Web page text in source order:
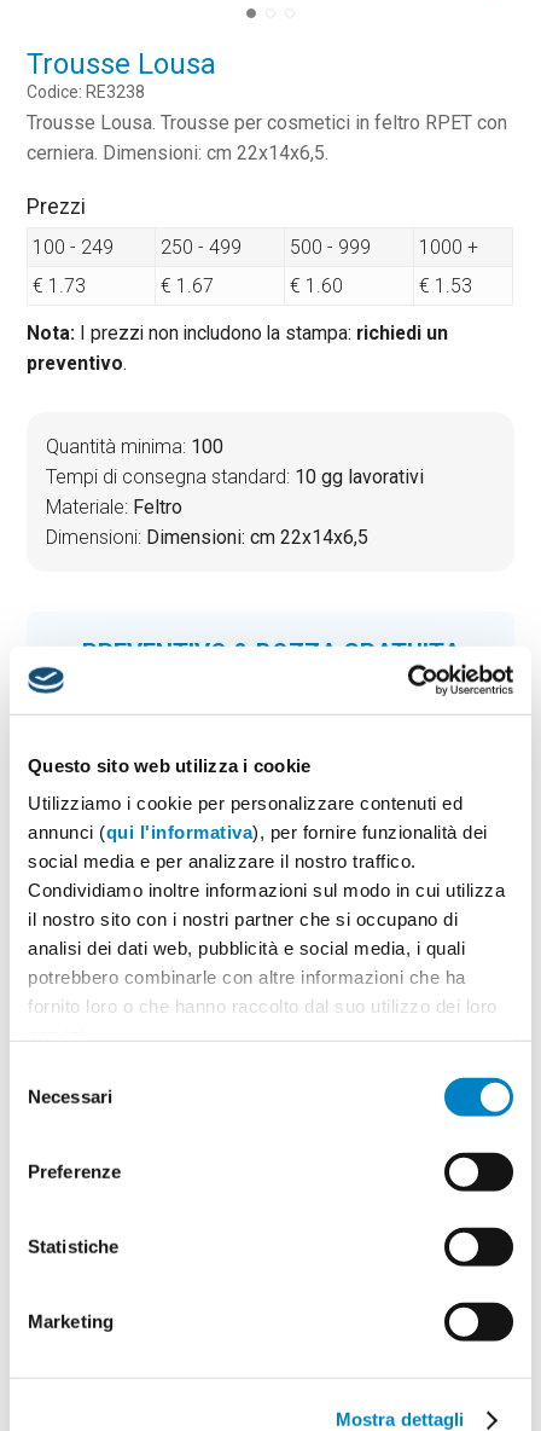
Questo sito web utilizza i cookie
Utilizziamo i cookie per personalizzare contenuti ed
annunci (qui l'informativa), per fornire funzionalità dei
social media e per analizzare il nostro traffico.
Condividiamo inoltre informazioni sul modo in cui utilizza
il nostro sito con i nostri partner che si occupano di
analisi dei dati web, pubblicità e social media, i quali
potrebbero combinarle con altre informazioni che ha
fornito loro o che hanno raccolto dal suo utilizzo dei loro
delNecessari
Preferenze
Statistiche
Marketing
Mostra dettagli
Trousse Lousa
Codice: RE3238
Trousse Lousa. Trousse per cosmetici in feltro RPET con
cerniera. Dimensioni: cm 22x14x6,5.
Prezzi
100 - 249 250 - 499 500 - 999
1000 +
€ 1.73
€ 1.67 € 1.60 € 1.53
Nota: I prezzi non includono la stampa: richiedi un
preventivo.
Quantità minima: 100
Tempi di consegna standard: 10 gg lavorativi
Materiale: Feltro
Dimensioni: Dimensioni: cm 22x14x6,5
PREVENTIVO & BOZZA GRATUITA
Potrai indicare successivamente la suddivisione per
1 Seleziona il colore:
Quantità
Minimo: 100
Vuoi caricare il tuo logo o grafica adesso? Potrai
comunque farlo successivamente.
100